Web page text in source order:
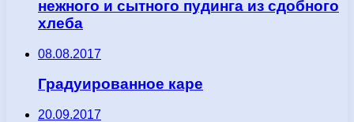
нежного и сытного пудинга из сдобного
хлеба
08.08.2017
Градуированное каре
20.09.2017